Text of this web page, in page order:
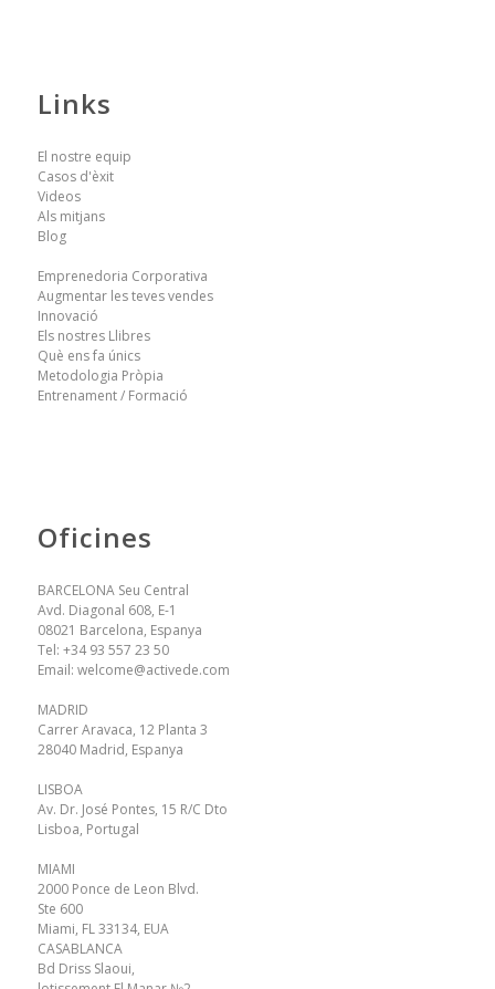
Links
El nostre equip
Casos d'èxit
Videos
Als mitjans
Blog
Emprenedoria Corporativa
Augmentar les teves vendes
Innovació
Els nostres Llibres
Què ens fa únics
Metodologia Pròpia
Entrenament / Formació
Oficines
BARCELONA Seu Central
Avd. Diagonal 608, E-1
08021 Barcelona, Espanya
Tel: +34 93 557 23 50
Email: welcome@activede.com
MADRID
Carrer Aravaca, 12 Planta 3
28040 Madrid, Espanya
LISBOA
Av. Dr. José Pontes, 15 R/C Dto
Lisboa, Portugal
MIAMI
2000 Ponce de Leon Blvd.
Ste 600
Miami, FL 33134, EUA
CASABLANCA
Bd Driss Slaoui,